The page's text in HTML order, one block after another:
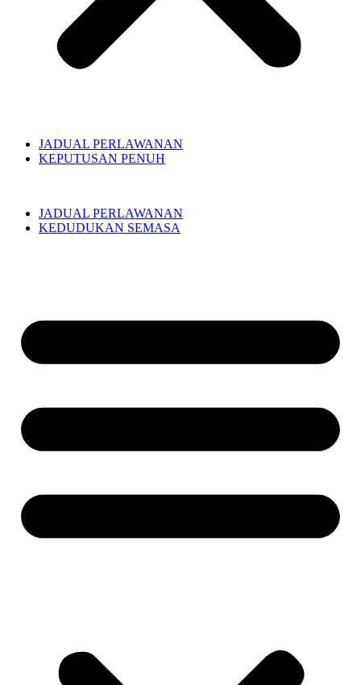
JADUAL PERLAWANAN
KEPUTUSAN PENUH
JADUAL PERLAWANAN
KEDUDUKAN SEMASA